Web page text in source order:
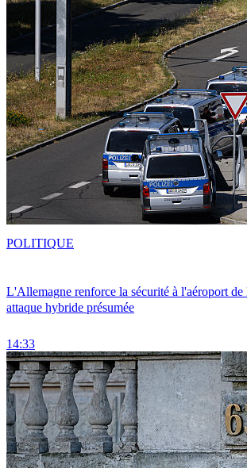
L'Allemagne renforce la sécurité à l'aéroport de
attaque hybride présumée
14:33
POLITIQUE